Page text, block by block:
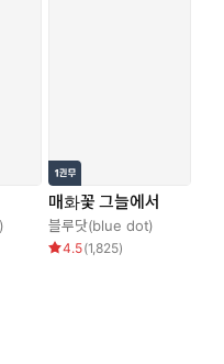
조심스럽게 밀려들었다.
으나 뒷머리를 잡은 손에
었다. 느리지만 완곡히
매화꽃 그늘에서
블루닷(blue dot)
4.5(1,825)